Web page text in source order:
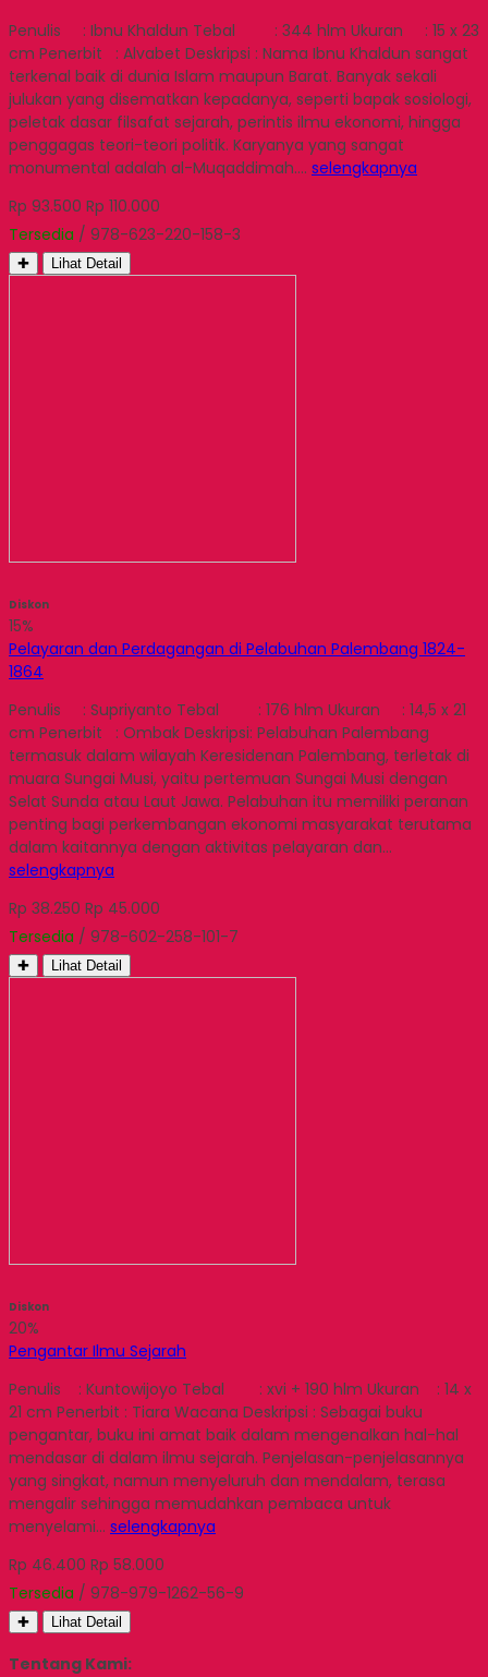
Penulis : Ibnu Khaldun Tebal : 344 hlm Ukuran : 15 x 23
cm Penerbit : Alvabet Deskripsi : Nama Ibnu Khaldun sangat
terkenal baik di dunia Islam maupun Barat. Banyak sekali
julukan yang disematkan kepadanya, seperti bapak sosiologi,
peletak dasar filsafat sejarah, perintis ilmu ekonomi, hingga
penggagas teori-teori politik. Karyanya yang sangat
monumental adalah al-Muqaddimah…. selengkapnya
Rp 93.500 Rp 110.000
Tersedia / 978-623-220-158-3
✚ Lihat Detail
Diskon
15%
Pelayaran dan Perdagangan di Pelabuhan Palembang 1824-
1864
Penulis : Supriyanto Tebal : 176 hlm Ukuran : 14,5 x 21
cm Penerbit : Ombak Deskripsi: Pelabuhan Palembang
termasuk dalam wilayah Keresidenan Palembang, terletak di
muara Sungai Musi, yaitu pertemuan Sungai Musi dengan
Selat Sunda atau Laut Jawa. Pelabuhan itu memiliki peranan
penting bagi perkembangan ekonomi masyarakat terutama
dalam kaitannya dengan aktivitas pelayaran dan…
selengkapnya
Rp 38.250 Rp 45.000
Tersedia / 978-602-258-101-7
✚ Lihat Detail
Diskon
20%
Pengantar Ilmu Sejarah
Penulis : Kuntowijoyo Tebal : xvi + 190 hlm Ukuran : 14 x
21 cm Penerbit : Tiara Wacana Deskripsi : Sebagai buku
pengantar, buku ini amat baik dalam mengenalkan hal-hal
mendasar di dalam ilmu sejarah. Penjelasan-penjelasannya
yang singkat, namun menyeluruh dan mendalam, terasa
mengalir sehingga memudahkan pembaca untuk
menyelami… selengkapnya
Rp 46.400 Rp 58.000
Tersedia / 978-979-1262-56-9
✚ Lihat Detail
Tentang Kami: